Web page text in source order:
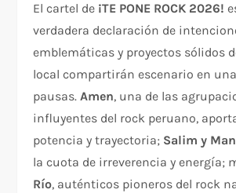
El cartel de ¡TE PONE ROCK 2026!
verdadera declaración de
emblemáticas y proyectos sólidos
local compartirán escenario en
pausas.Amen, una de las
influyentes del rock peruano,
potencia y trayectoria; Salim y
la cuota de irreverencia y energía;
Río, auténticos pioneros del rock